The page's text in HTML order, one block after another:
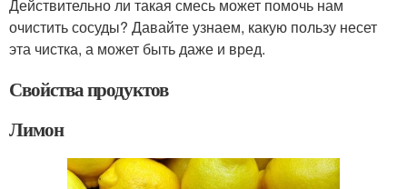
Действительно ли такая смесь может помочь нам
очистить сосуды? Давайте узнаем, какую пользу несет
эта чистка, а может быть даже и вред.
Свойства продуктов
Лимон